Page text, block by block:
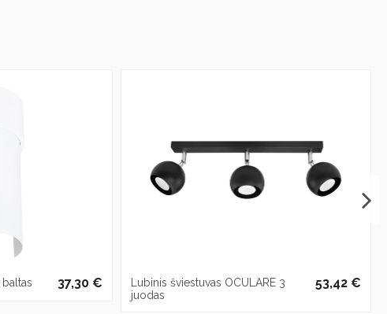
baltas 37,30 €
Lubinis šviestuvas OCULARE 3
juodas
53,42 €